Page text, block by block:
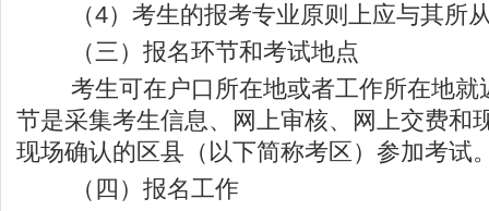
（4）考生的报考专业原则上应与其所
（三）报名环节和考试地点
考生可在户口所在地或者工作所在地就
节是采集考生信息、网上审核、网上交费和
现场确认的区县（以下简称考区）参加考试
（四）报名工作